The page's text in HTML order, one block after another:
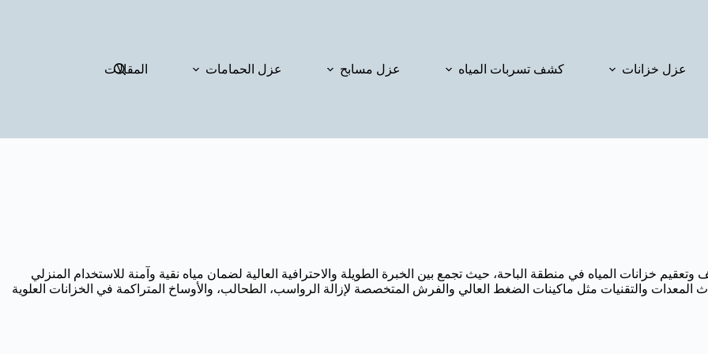
عزل خزانات كشف تسربات المياه عزل مسابح عزل الحمامات المقالات
خزانات المياه في منطقة الباحة، حيث تجمع بين الخبرة الطويلة والاحترافية العالية لضمان مياه نقية وآمنة للاستخدام المنزلي
والتقنيات مثل ماكينات الضغط العالي والفرش المتخصصة لإزالة الرواسب، الطحالب، والأوساخ المتراكمة في الخزانات العلوية